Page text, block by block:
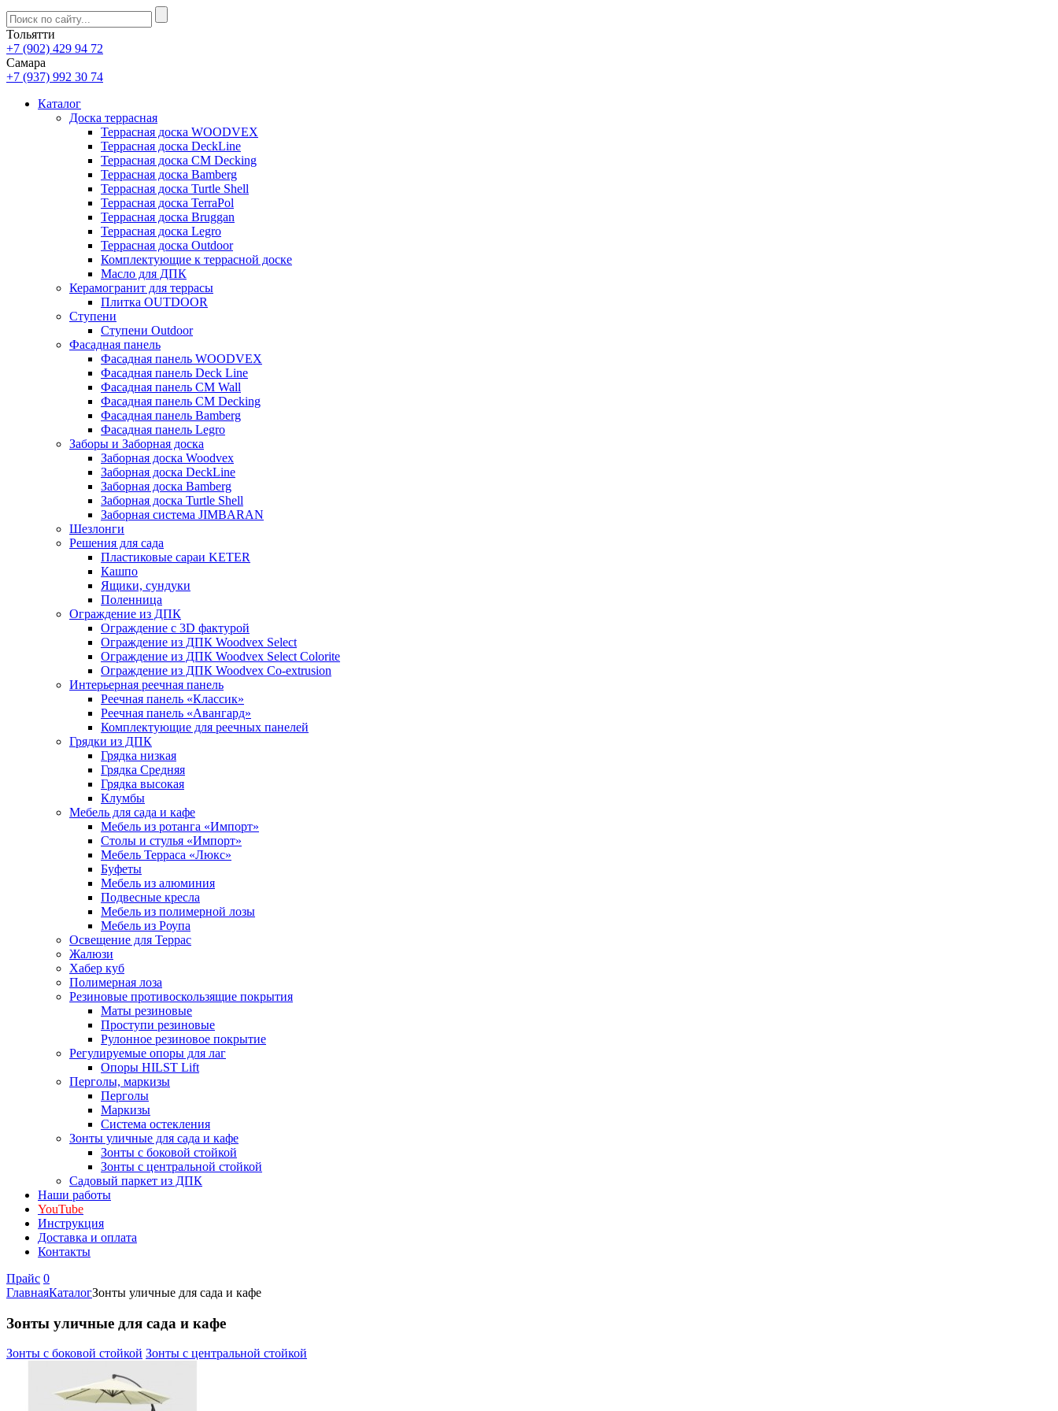
Тольятти
+7 (902) 429 94 72
Самара
+7 (937) 992 30 74
Каталог
Доска террасная
Террасная доска WOODVEX
Террасная доска DeckLine
Террасная доска CM Decking
Террасная доска Bamberg
Террасная доска Turtle Shell
Террасная доска TerraPol
Террасная доска Bruggan
Террасная доска Legro
Террасная доска Outdoor
Комплектующие к террасной доске
Масло для ДПК
Керамогранит для террасы
Плитка OUTDOOR
Ступени
Ступени Outdoor
Фасадная панель
Фасадная панель WOODVEX
Фасадная панель Deck Line
Фасадная панель CM Wall
Фасадная панель CM Decking
Фасадная панель Bamberg
Фасадная панель Legro
Заборы и Заборная доска
Заборная доска Woodvex
Заборная доска DeckLine
Заборная доска Bamberg
Заборная доска Turtle Shell
Заборная система JIMBARAN
Шезлонги
Решения для сада
Пластиковые сараи KETER
Кашпо
Ящики, сундуки
Поленница
Ограждение из ДПК
Ограждение с 3D фактурой
Ограждение из ДПК Woodvex Select
Ограждение из ДПК Woodvex Select Colorite
Ограждение из ДПК Woodvex Co-extrusion
Интерьерная реечная панель
Реечная панель «Классик»
Реечная панель «Авангард»
Комплектующие для реечных панелей
Грядки из ДПК
Грядка низкая
Грядка Средняя
Грядка высокая
Клумбы
Мебель для сада и кафе
Мебель из ротанга «Импорт»
Столы и стулья «Импорт»
Мебель Терраса «Люкс»
Буфеты
Мебель из алюминия
Подвесные кресла
Мебель из полимерной лозы
Мебель из Роупа
Освещение для Террас
Жалюзи
Хабер куб
Полимерная лоза
Резиновые противоскользящие покрытия
Маты резиновые
Проступи резиновые
Рулонное резиновое покрытие
Регулируемые опоры для лаг
Опоры HILST Lift
Перголы, маркизы
Перголы
Маркизы
Система остекления
Зонты уличные для сада и кафе
Зонты с боковой стойкой
Зонты с центральной стойкой
Садовый паркет из ДПК
Наши работы
YouTube
Инструкция
Доставка и оплата
Контакты
Прайс 0
ГлавнаяКаталогЗонты уличные для сада и кафе
Зонты уличные для сада и кафе
Зонты с боковой стойкой Зонты с центральной стойкой